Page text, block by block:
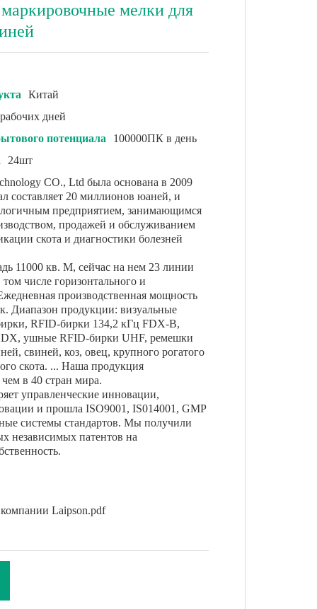
мелки для
Китай
дней
потенциала
100000ПК в день
24шт
CO., Ltd была основана в 2009
составляет 20 миллионов юаней, и
предприятием, занимающимся
продажей и обслуживанием
скота и диагностики болезней
11000 кв. М, сейчас на нем 23 линии
числе горизонтального и
производственная мощность
Диапазон продукции: визуальные
RFID-бирки 134,2 кГц FDX-B,
ушные RFID-бирки UHF, ремешки
свиней, коз, овец, крупного рогатого
скота. ... Наша продукция
чем в 40 стран мира.
управленческие инновации,
и прошла ISO9001, IS014001, GMP
системы стандартов. Мы получили
независимых патентов на
Laipson.pdf